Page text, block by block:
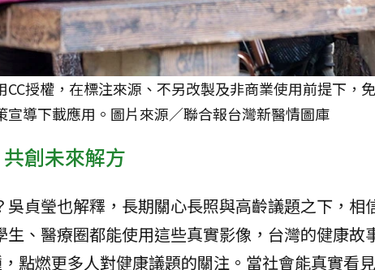
CC授權，在標注來源、不另改製及非商業使用前提下，
宣導下載應用。圖片來源／聯合報台灣新醫情圖庫
創未來解方
吳貞瑩也解釋，長期關心長照與高齡議題之下，相
生、醫療圈都能使用這些真實影像，台灣的健康故
點燃更多人對健康議題的關注。當社會能真實看